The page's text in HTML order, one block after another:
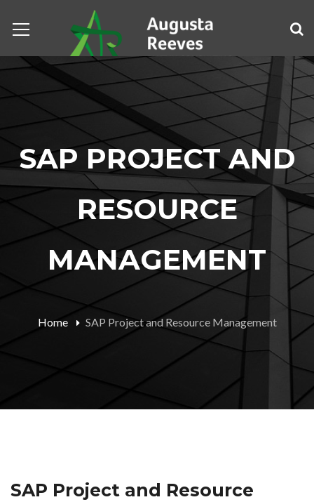
SAP PROJECT AND
RESOURCE
MANAGEMENT
Home SAP Project and Resource Management
SAP Project and Resource